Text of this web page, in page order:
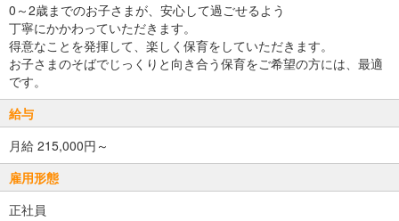
0～2歳までのお子さまが、安心して過ごせるよう
丁寧にかかわっていただきます。
得意なことを発揮して、楽しく保育をしていただきます。
お子さまのそばでじっくりと向き合う保育をご希望の方には、最適
です。
給与
月給 215,000円～
雇用形態
正社員